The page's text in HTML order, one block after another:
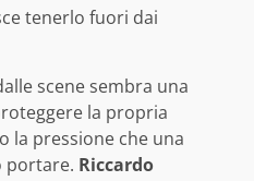
tenerlo fuori dai
scene sembra una
la propria
la pressione che una
portare. Riccardo